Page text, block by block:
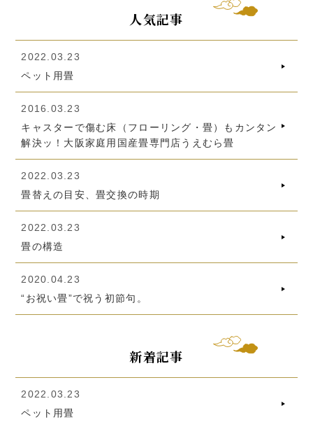
人気記事
2022.03.23
ペット用畳
2016.03.23
キャスターで傷む床（フローリング・畳）もカンタン
解決ッ！大阪家庭用国産畳専門店うえむら畳
2022.03.23
畳替えの目安、畳交換の時期
2022.03.23
畳の構造
2020.04.23
“お祝い畳”で祝う初節句。
新着記事
2022.03.23
ペット用畳